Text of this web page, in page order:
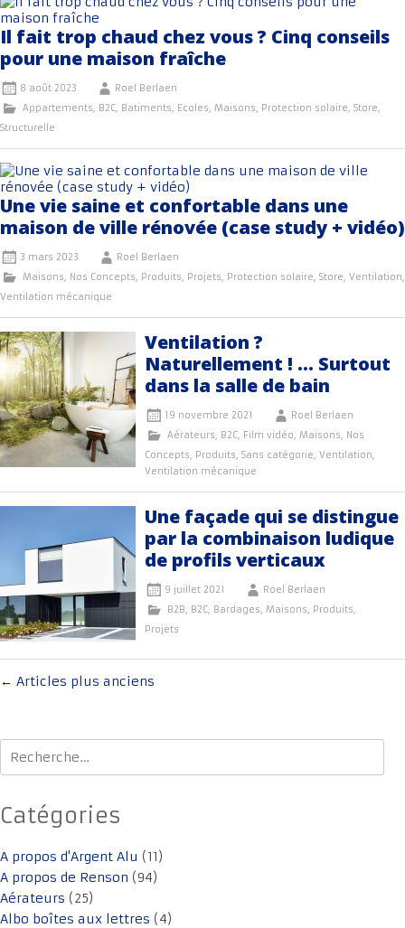
Il fait trop chaud chez vous ? Cinq conseils
pour une maison fraîche
8 août 2023
Roel Berlaen
Appartements, B2C, Batiments, Ecoles, Maisons, Protection solaire, Store,
Structurelle
Une vie saine et confortable dans une
maison de ville rénovée (case study + vidéo)
3 mars 2023
Roel Berlaen
Maisons, Nos Concepts, Produits, Projets, Protection solaire, Store, Ventilation,
Ventilation mécanique
Ventilation ?
Naturellement ! … Surtout
dans la salle de bain
19 novembre 2021
Roel Berlaen
Aérateurs, B2C, Film vidéo, Maisons, Nos
Concepts, Produits, Sans catégorie, Ventilation,
Ventilation mécanique
Une façade qui se distingue
par la combinaison ludique
de profils verticaux
9 juillet 2021
Roel Berlaen
B2B, B2C, Bardages, Maisons, Produits,
Projets
Navigation
des
← Articles plus anciens
Rechercher :
Catégories
A propos d'Argent Alu (11)
A propos de Renson (94)
Aérateurs (25)
Albo boîtes aux lettres (4)